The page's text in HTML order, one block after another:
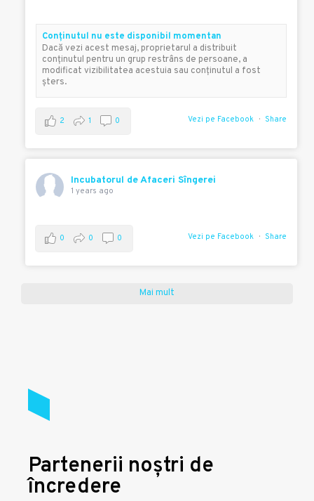
Conţinutul nu este disponibil momentan
Dacă vezi acest mesaj, proprietarul a distribuit
conţinutul pentru un grup restrâns de persoane, a
modificat vizibilitatea acestuia sau conţinutul a fost
şters.
Vezi pe Facebook Share
2 1 0
Incubatorul de Afaceri Sîngerei
1 years ago
Vezi pe Facebook Share
0 0 0
Mai mult
Partenerii noștri de
încredere